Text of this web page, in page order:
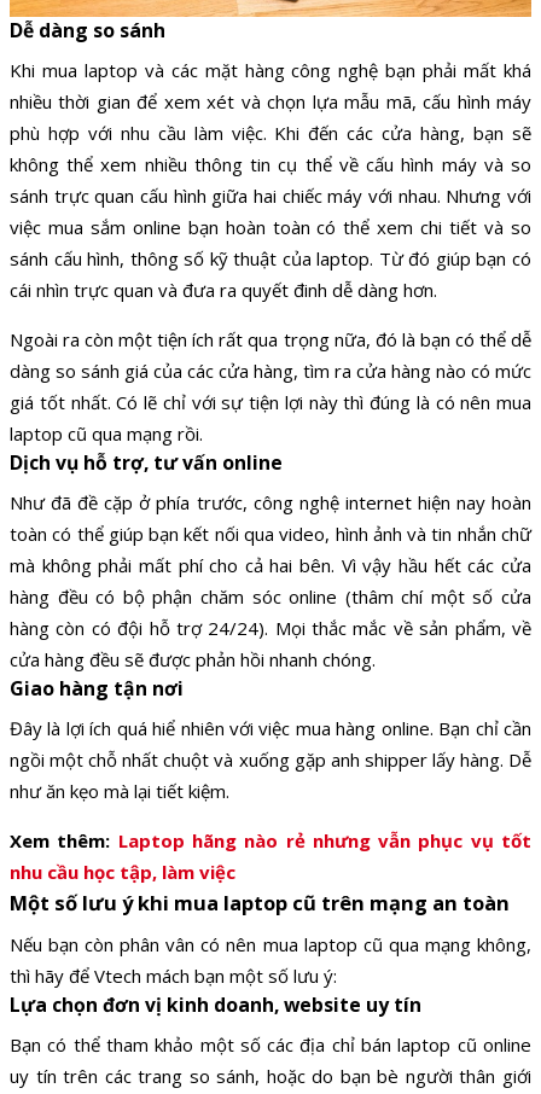
Dễ dàng so sánh
Khi mua laptop và các mặt hàng công nghệ bạn phải mất khá
nhiều thời gian để xem xét và chọn lựa mẫu mã, cấu hình máy
phù hợp với nhu cầu làm việc. Khi đến các cửa hàng, bạn sẽ
không thể xem nhiều thông tin cụ thể về cấu hình máy và so
sánh trực quan cấu hình giữa hai chiếc máy với nhau. Nhưng với
việc mua sắm online bạn hoàn toàn có thể xem chi tiết và so
sánh cấu hình, thông số kỹ thuật của laptop. Từ đó giúp bạn có
cái nhìn trực quan và đưa ra quyết đinh dễ dàng hơn.
Ngoài ra còn một tiện ích rất qua trọng nữa, đó là bạn có thể dễ
dàng so sánh giá của các cửa hàng, tìm ra cửa hàng nào có mức
giá tốt nhất. Có lẽ chỉ với sự tiện lợi này thì đúng là có nên mua
laptop cũ qua mạng rồi.
Dịch vụ hỗ trợ, tư vấn online
Như đã đề cặp ở phía trước, công nghệ internet hiện nay hoàn
toàn có thể giúp bạn kết nối qua video, hình ảnh và tin nhắn chữ
mà không phải mất phí cho cả hai bên. Vì vậy hầu hết các cửa
hàng đều có bộ phận chăm sóc online (thâm chí một số cửa
hàng còn có đội hỗ trợ 24/24). Mọi thắc mắc về sản phẩm, về
cửa hàng đều sẽ được phản hồi nhanh chóng.
Giao hàng tận nơi
Đây là lợi ích quá hiể nhiên với việc mua hàng online. Bạn chỉ cần
ngồi một chỗ nhất chuột và xuống gặp anh shipper lấy hàng. Dễ
như ăn kẹo mà lại tiết kiệm.
Xem thêm: Laptop hãng nào rẻ nhưng vẫn phục vụ tốt
nhu cầu học tập, làm việc
Một số lưu ý khi mua laptop cũ trên mạng an toàn
Nếu bạn còn phân vân có nên mua laptop cũ qua mạng không,
thì hãy để Vtech mách bạn một số lưu ý:
Lựa chọn đơn vị kinh doanh, website uy tín
Bạn có thể tham khảo một số các địa chỉ bán laptop cũ online
uy tín trên các trang so sánh, hoặc do bạn bè người thân giới